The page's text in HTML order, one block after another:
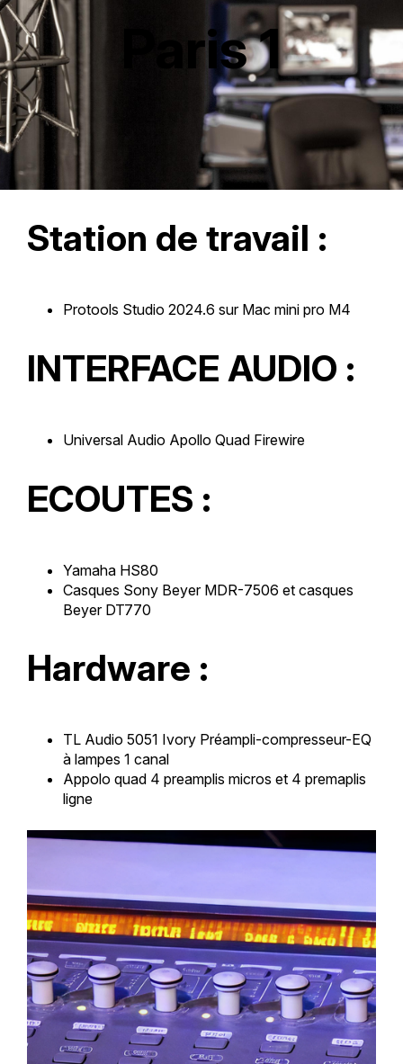
Paris 1
Station de travail :
Protools Studio 2024.6 sur Mac mini pro M4
INTERFACE AUDIO :
Universal Audio Apollo Quad Firewire
ECOUTES :
Yamaha HS80
Casques Sony Beyer MDR-7506 et casques
Beyer DT770
Hardware :
TL Audio 5051 Ivory Préampli-compresseur-EQ
à lampes 1 canal
Appolo quad 4 preamplis micros et 4 premaplis
ligne